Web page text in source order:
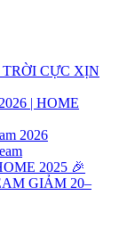
CỰC XỊN
| HOME
2026
2025 🎉
GIẢM 20–